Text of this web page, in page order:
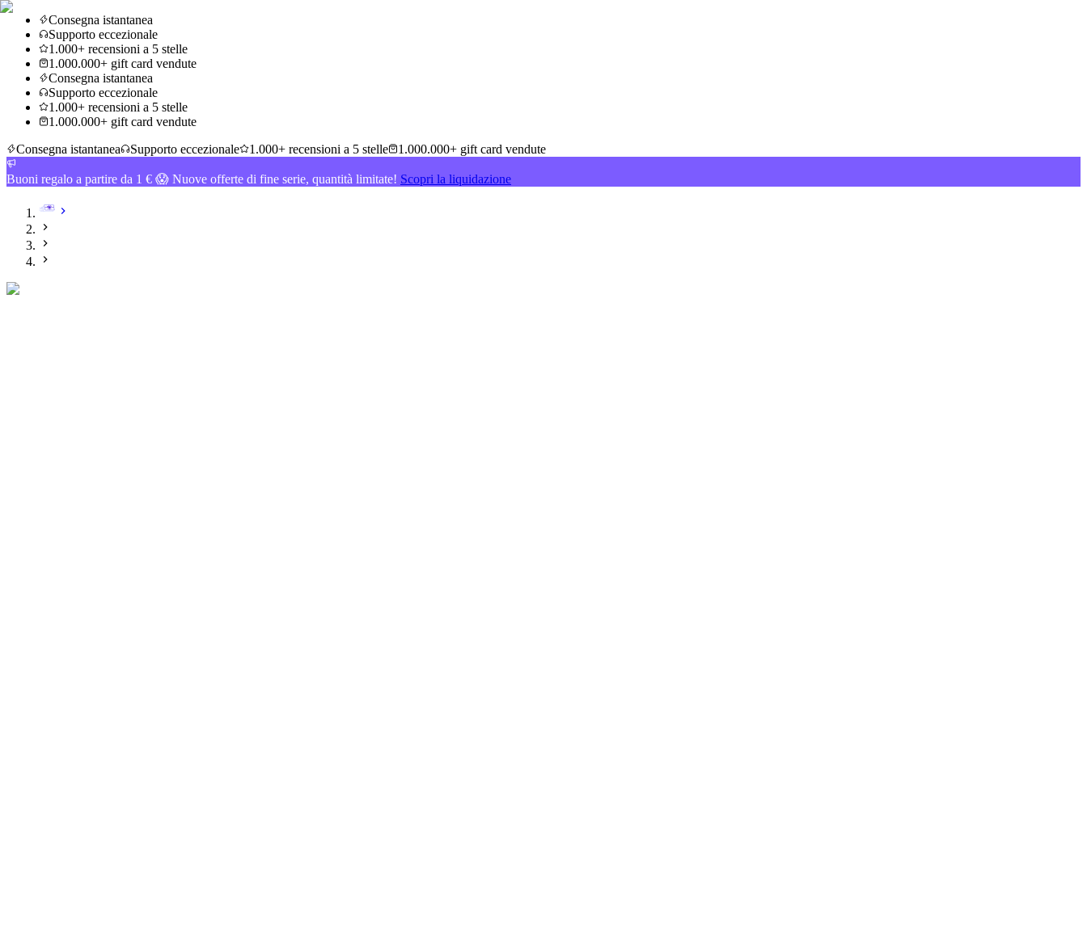
Consegna istantanea
Supporto eccezionale
1.000+ recensioni a 5 stelle
1.000.000+ gift card vendute
Consegna istantanea
Supporto eccezionale
1.000+ recensioni a 5 stelle
1.000.000+ gift card vendute
Consegna istantanea
Supporto eccezionale 1.000+ recensioni a 5 stelle 1.000.000+ gift card vendute
Buoni regalo a partire da 1 € 😱 Nuove offerte di fine serie, quantità limitate! Scopri la liquidazione